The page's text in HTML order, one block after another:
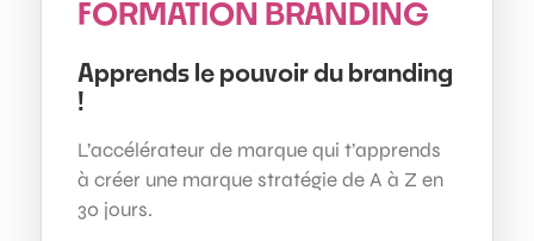
FORMATION BRANDING
Apprends le pouvoir du branding
!
L’accélérateur de marque qui t’apprends
à créer une marque stratégie de A à Z en
30 jours.